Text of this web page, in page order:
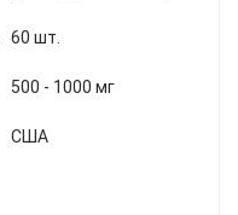
60 шт.
500 - 1000 мг
США